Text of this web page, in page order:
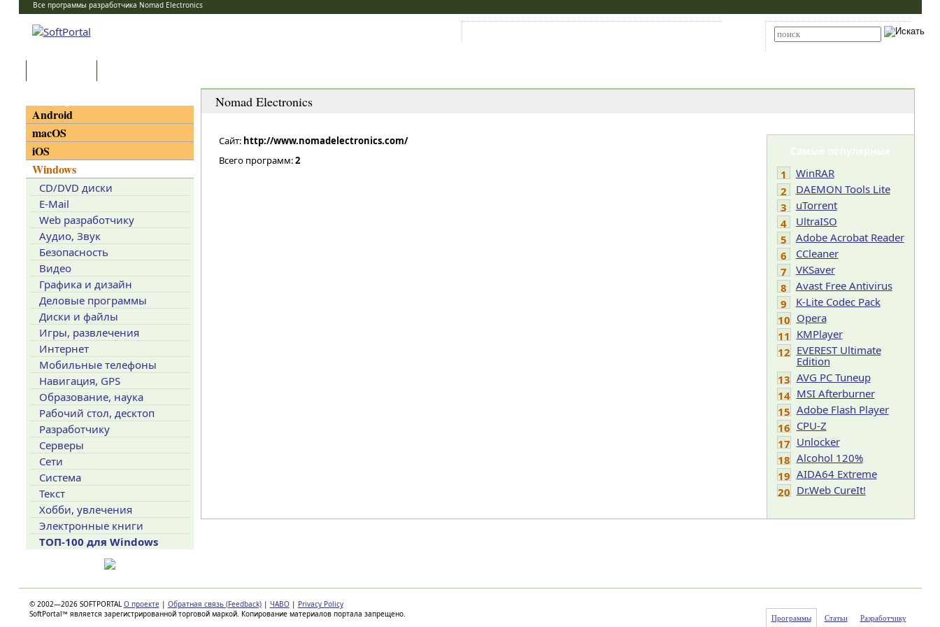
Все программы разработчика Nomad Electronics
Nomad Electronics
Сайт: http://www.nomadelectronics.com/
Всего программ:2
Самые популярные
1
WinRAR
2
DAEMON Tools Lite
3
uTorrent
4
UltraISO
5
Adobe Acrobat Reader
6
CCleaner
7
VKSaver
8
Avast Free Antivirus
9
K-Lite Codec Pack
10 Opera
11 KMPlayer
12 EVEREST Ultimate
Edition
13 AVG PC Tuneup
14 MSI Afterburner
15 Adobe Flash Player
16 CPU-Z
17 Unlocker
18 Alcohol 120%
19 AIDA64 Extreme
20 Dr.Web CureIt!
Android
macOS
iOS
Windows
CD/DVD диски
E-Mail
Web разработчику
Аудио, Звук
Безопасность
Видео
Графика и дизайн
Деловые программы
Диски и файлы
Игры, развлечения
Интернет
Мобильные телефоны
Навигация, GPS
Образование, наука
Рабочий стол, десктоп
Разработчику
Серверы
Сети
Система
Текст
Хобби, увлечения
Электронные книги
ТОП-100 для Windows
© 2002—2026 SOFTPORTAL О проекте | Обратная связь (Feedback) | ЧАВО | Privacy Policy
SoftPortal™ является зарегистрированной торговой маркой. Копирование материалов портала запрещено.
Программы Статьи Разработчику